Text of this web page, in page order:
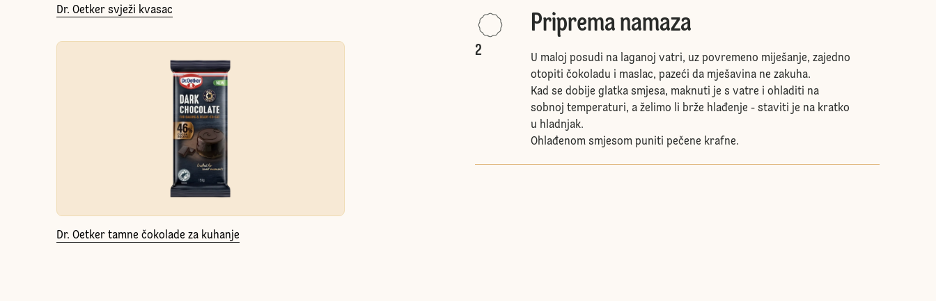
Dr. Oetker svježi kvasac
Dr. Oetker tamne čokolade za kuhanje
2
Priprema namaza
U maloj posudi na laganoj vatri, uz povremeno miješanje, zajedno
otopiti čokoladu i maslac, pazeći da mješavina ne zakuha.
Kad se dobije glatka smjesa, maknuti je s vatre i ohladiti na
sobnoj temperaturi, a želimo li brže hlađenje - staviti je na kratko
u hladnjak.
Ohlađenom smjesom puniti pečene krafne.